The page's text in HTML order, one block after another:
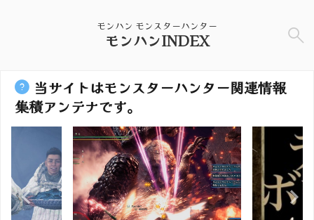
モンハン モンスターハンター
モンハンINDEX
当サイトはモンスターハンター関連情報
集積アンテナです。